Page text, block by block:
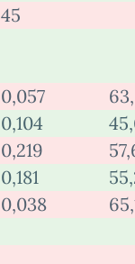
45
0,057
0,104
0,219
0,181
0,038